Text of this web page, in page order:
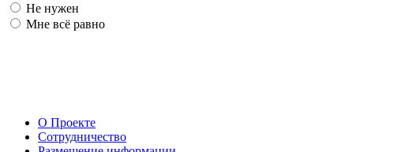
Не нужен
Мне всё равно
О Проекте
Сотрудничество